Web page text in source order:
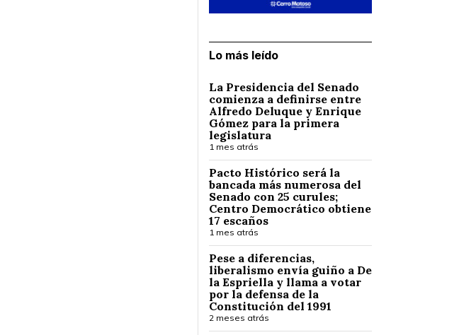
Lo más leído
La Presidencia del Senado
comienza a definirse entre
Alfredo Deluque y Enrique
Gómez para la primera
legislatura
1 mes atrás
Pacto Histórico será la
bancada más numerosa del
Senado con 25 curules;
Centro Democrático obtiene
17 escaños
1 mes atrás
Pese a diferencias,
liberalismo envía guiño a De
la Espriella y llama a votar
por la defensa de la
Constitución del 1991
2 meses atrás